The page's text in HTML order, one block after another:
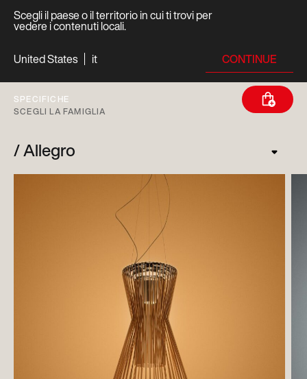
Scegli il paese o il territorio in cui ti trovi per
vedere i contenuti locali.
United States
it CONTINUE
SPECIFICHE
SCEGLI LA FAMIGLIA
Allegro